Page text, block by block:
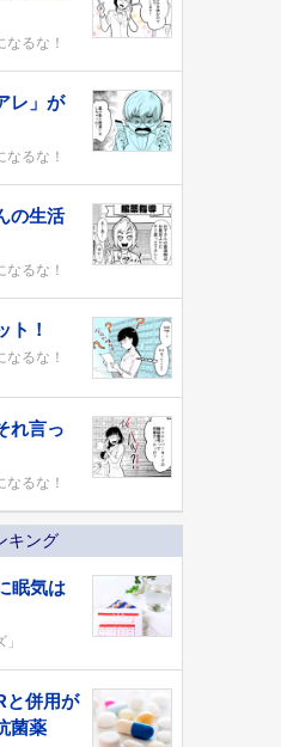
るな！
レ」が
るな！
の生活
るな！
ト！
るな！
れ言っ
るな！
キング
眠気は
と併用が
菌薬